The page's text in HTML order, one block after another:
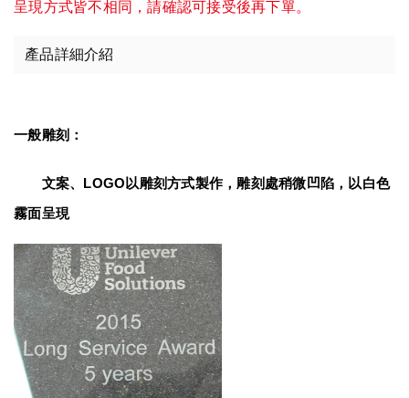
呈現方式皆不相同，請確認可接受後再下單。
產品詳細介紹
一般雕刻：
文案、LOGO以雕刻方式製作，雕刻處稍微凹陷，以白色
霧面呈現